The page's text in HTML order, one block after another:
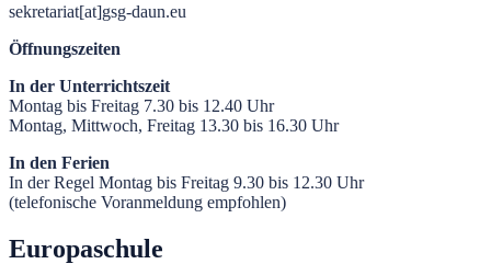
sekretariat[at]gsg-daun.eu
Öffnungszeiten
In der Unterrichtszeit
Montag bis Freitag 7.30 bis 12.40 Uhr
Montag, Mittwoch, Freitag 13.30 bis 16.30 Uhr
In den Ferien
In der Regel Montag bis Freitag 9.30 bis 12.30 Uhr
(telefonische Voranmeldung empfohlen)
Europaschule